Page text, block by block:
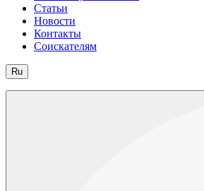
Статьи
Новости
Контакты
Соискателям
Ru